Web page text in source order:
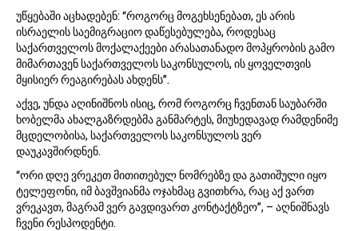
უწყებაში აცხადებენ: “როგორც მოგეხსენებათ, ეს არის
ისრაელის საემიგრაციო დაწესებულება, როდესაც
საქართველოს მოქალაქეები არასათანადო მოპყრობის გამო
მიმართავენ საქართველოს საკონსულოს, ის ყოველთვის
მყისიერ რეაგირებას ახდენს”.
აქვე, უნდა აღინიშნოს ისიც, რომ როგორც ჩვენთან საუბარში
ხობელმა ახალგაზრდებმა განმარტეს, მიუხედავად რამდენიმე
მცდელობისა, საქართველოს საკონსულოს ვერ
დაუკავშირდნენ.
“ორი დღე ვრეკეთ მითითებულ ნომრებზე და გათიშული იყო
ტელეფონი, იმ ბავშვიანმა ოჯახმაც გვითხრა, რაც აქ ვართ
ვრეკავთ, მაგრამ ვერ გავდივართ კონტაქტზეო”, – აღნიშნავს
ჩვენი რესპოდენტი.